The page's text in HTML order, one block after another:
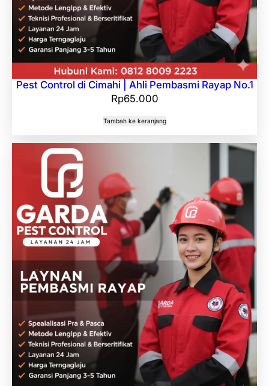
Pest Control di Cimahi | Ahli Pembasmi Rayap No.1
Rp65.000
Tambah ke keranjang